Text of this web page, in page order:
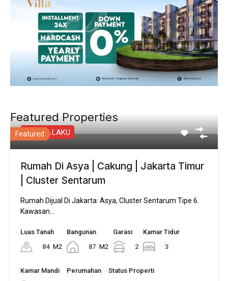
Featured Properties
Featured
PALING LAKU
Rumah Di Asya | Cakung | Jakarta Timur
| Cluster Sentarum
Rumah Dijual Di Jakarta: Asya, Cluster Sentarum Tipe 6.
Kawasan…
Luas Tanah
84 M2
Bangunan
87 M2
Garasi
2
Kamar Tidur
3
Kamar Mandi
Perumahan Status Properti